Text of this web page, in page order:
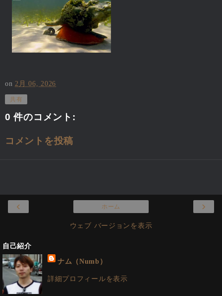
on2月 06, 2026
共有
0 件のコメント:
コメントを投稿
‹ ›
ホーム
ウェブ バージョンを表示
自己紹介
ナム（Numb）
詳細プロフィールを表示